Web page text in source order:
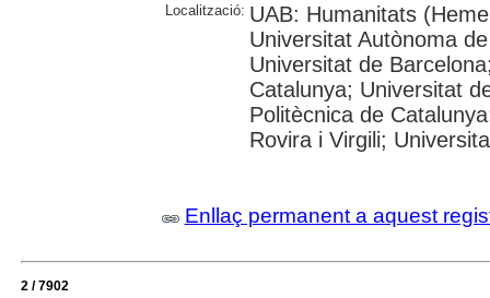
Localització: UAB: Humanitats
Universitat Autònoma
Universitat de
Catalunya; Universitat
Politècnica de
Rovira i Virgili;
Enllaç permanent a aquest
2 / 7902